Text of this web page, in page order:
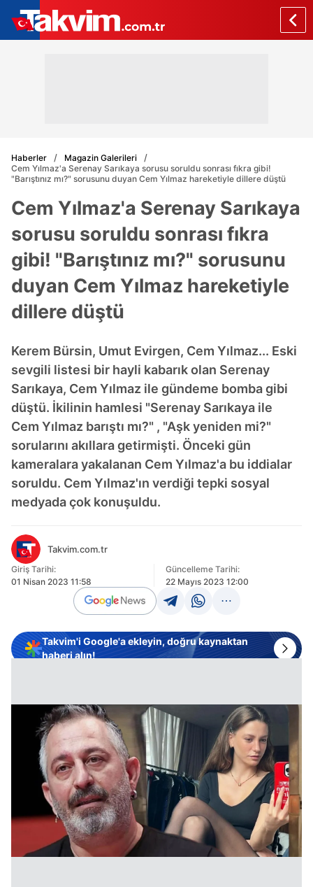
Haberler
Magazin Galerileri
Cem Yılmaz'a Serenay Sarıkaya sorusu soruldu sonrası fıkra gibi!
"Barıştınız mı?" sorusunu duyan Cem Yılmaz hareketiyle dillere düştü
Cem Yılmaz'a Serenay Sarıkaya
sorusu soruldu sonrası fıkra
gibi! "Barıştınız mı?" sorusunu
duyan Cem Yılmaz hareketiyle
dillere düştü
Kerem Bürsin, Umut Evirgen, Cem Yılmaz... Eski
sevgili listesi bir hayli kabarık olan Serenay
Sarıkaya, Cem Yılmaz ile gündeme bomba gibi
düştü. İkilinin hamlesi "Serenay Sarıkaya ile
Cem Yılmaz barıştı mı?" , "Aşk yeniden mi?"
sorularını akıllara getirmişti. Önceki gün
kameralara yakalanan Cem Yılmaz'a bu iddialar
soruldu. Cem Yılmaz'ın verdiği tepki sosyal
medyada çok konuşuldu.
Takvim.com.tr
Giriş Tarihi:
01 Nisan 2023 11:58
Güncelleme Tarihi:
22 Mayıs 2023 12:00
Takvim'i Google'a ekleyin, doğru kaynaktan
haberi alın!